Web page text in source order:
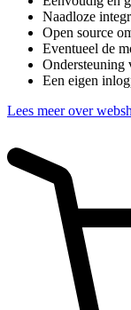
Naadloze
Open source
Eventueel de
Ondersteuning
Een eigen
Lees meer over